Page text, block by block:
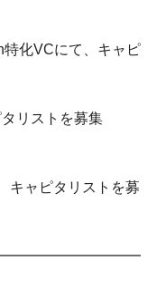
特化VCにて、キャピ
リストを募集
キャピタリストを募